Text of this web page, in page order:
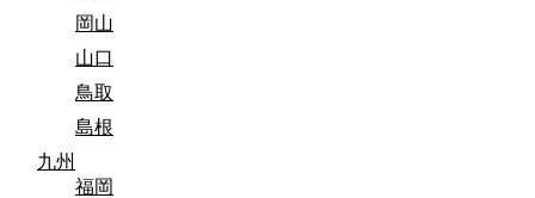
岡山
山口
鳥取
島根
九州
福岡